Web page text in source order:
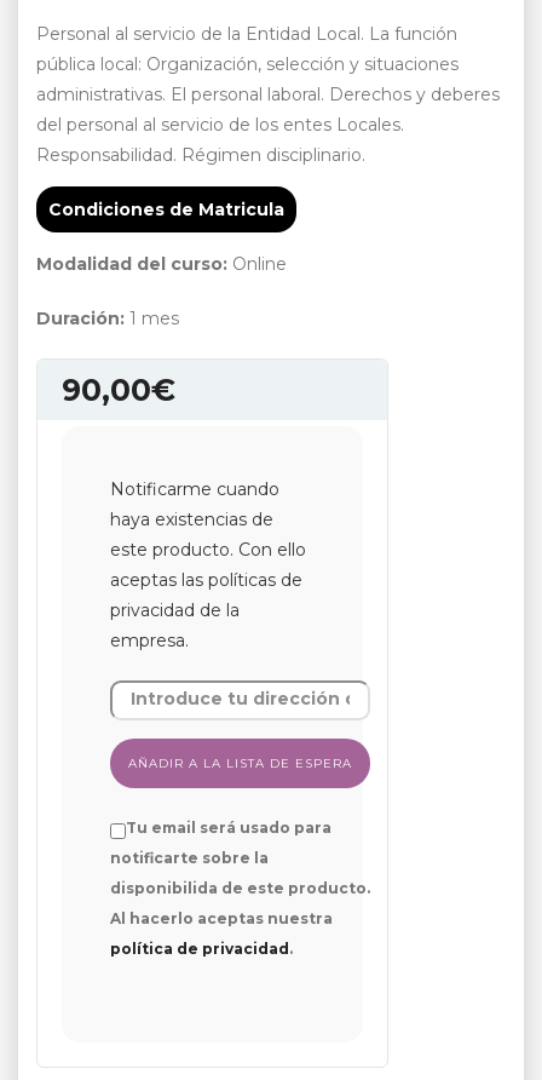
Personal al servicio de la Entidad Local. La función
pública local: Organización, selección y situaciones
administrativas. El personal laboral. Derechos y deberes
del personal al servicio de los entes Locales.
Responsabilidad. Régimen disciplinario.
Condiciones de Matricula
Modalidad del curso: Online
Duración: 1 mes
90,00€
Notificarme cuando
haya existencias de
este producto. Con ello
aceptas las políticas de
privacidad de la
empresa.
Tu email será usado para
notificarte sobre la
disponibilida de este producto.
Al hacerlo aceptas nuestra
política de privacidad .